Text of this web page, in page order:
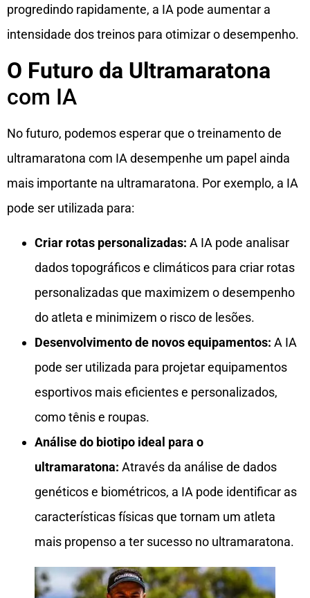
progredindo rapidamente, a IA pode aumentar a
intensidade dos treinos para otimizar o desempenho.
O Futuro da Ultramaratona
com IA
No futuro, podemos esperar que o treinamento de
ultramaratona com IA desempenhe um papel ainda
mais importante na ultramaratona. Por exemplo, a IA
pode ser utilizada para:
Criar rotas personalizadas: A IA pode analisar
dados topográficos e climáticos para criar rotas
personalizadas que maximizem o desempenho
do atleta e minimizem o risco de lesões.
Desenvolvimento de novos equipamentos: A IA
pode ser utilizada para projetar equipamentos
esportivos mais eficientes e personalizados,
como tênis e roupas.
Análise do biotipo ideal para o
ultramaratona: Através da análise de dados
genéticos e biométricos, a IA pode identificar as
características físicas que tornam um atleta
mais propenso a ter sucesso no ultramaratona.